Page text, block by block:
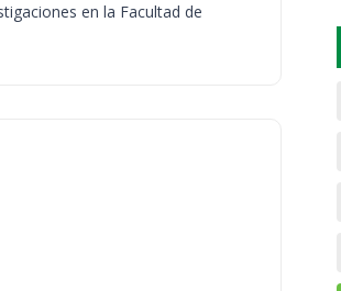
en la Facultad de